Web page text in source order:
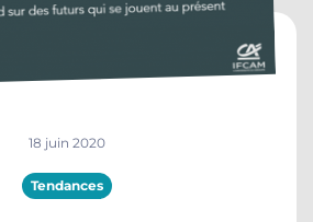
18 juin 2020
Tendances